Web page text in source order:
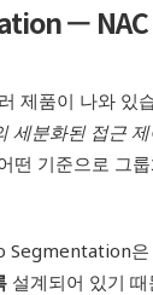
— NAC
제품이 나와 있
세분화된 접근
떤 기준으로 그
Segmentation은
설계되어 있기 때